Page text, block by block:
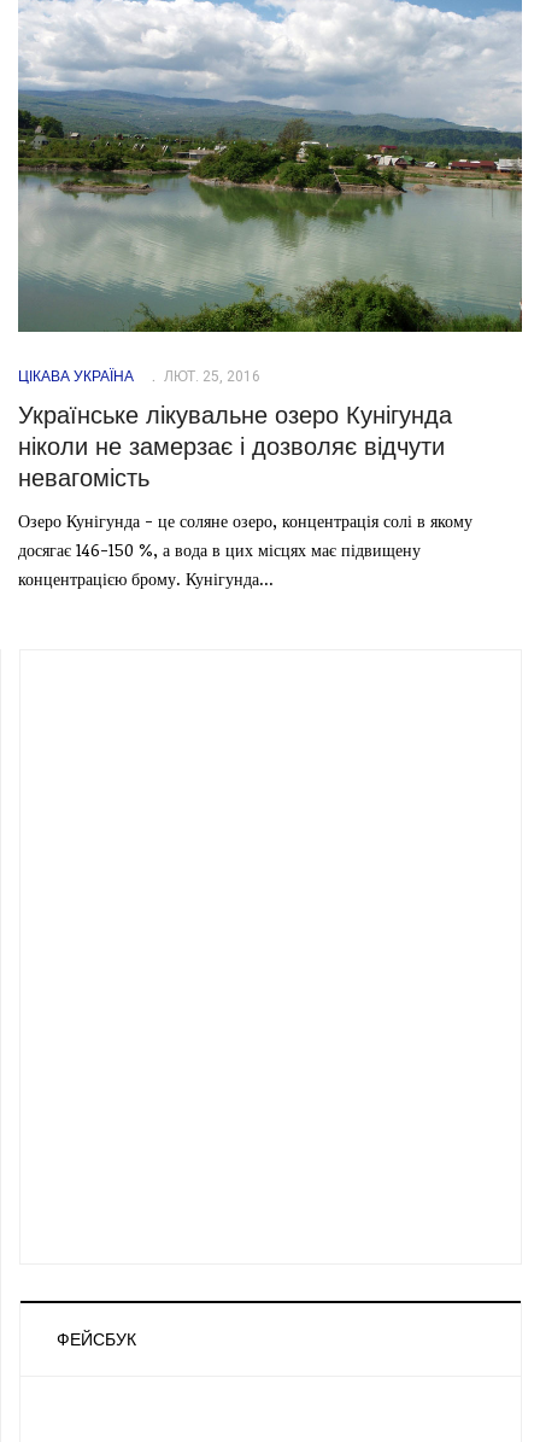
ЦІКАВА УКРАЇНА ЛЮТ. 25, 2016
Українське лікувальне озеро Кунігунда
ніколи не замерзає і дозволяє відчути
невагомість
Озеро Кунігунда - це соляне озеро, концентрація солі в якому
досягає 146-150 %, а вода в цих місцях має підвищену
концентрацією брому. Кунігунда...
ФЕЙСБУК